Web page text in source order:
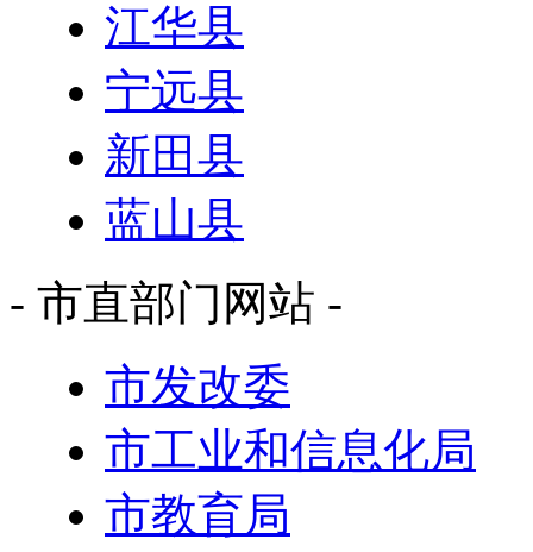
江华县
宁远县
新田县
蓝山县
- 市直部门网站 -
市发改委
市工业和信息化局
市教育局